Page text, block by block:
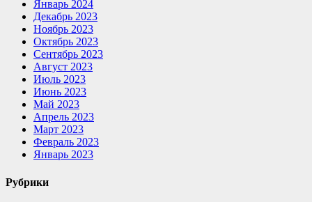
Январь 2024
Декабрь 2023
Ноябрь 2023
Октябрь 2023
Сентябрь 2023
Август 2023
Июль 2023
Июнь 2023
Май 2023
Апрель 2023
Март 2023
Февраль 2023
Январь 2023
Рубрики